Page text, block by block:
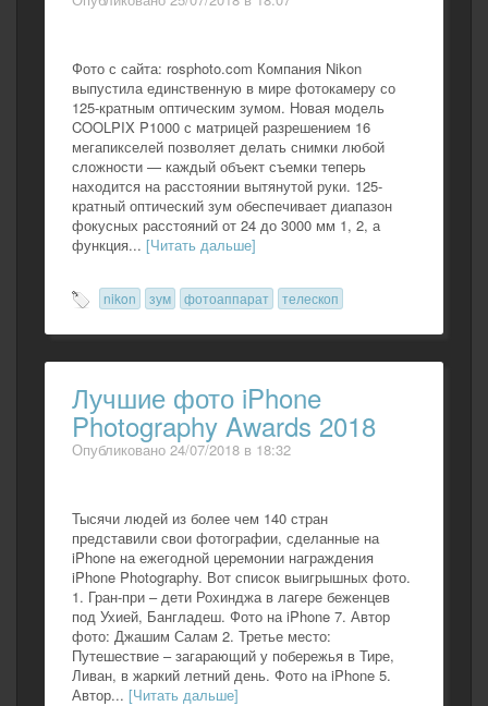
Фото с сайта: rosphoto.com Компания Nikon
выпустила единственную в мире фотокамеру со
125-кратным оптическим зумом. Новая модель
COOLPIX P1000 с матрицей разрешением 16
мегапикселей позволяет делать снимки любой
сложности — каждый объект съемки теперь
находится на расстоянии вытянутой руки. 125-
кратный оптический зум обеспечивает диапазон
фокусных расстояний от 24 до 3000 мм 1, 2, а
функция... [Читать дальше]
nikon зум фотоаппарат телескоп
Лучшие фото iPhone
Photography Awards 2018
Опубликовано 24/07/2018 в 18:32
Тысячи людей из более чем 140 стран
представили свои фотографии, сделанные на
iPhone на ежегодной церемонии награждения
iPhone Photography. Вот список выигрышных фото.
1. Гран-при – дети Рохинджа в лагере беженцев
под Ухией, Бангладеш. Фото на iPhone 7. Автор
фото: Джашим Салам 2. Третье место:
Путешествие – загарающий у побережья в Тире,
Ливан, в жаркий летний день. Фото на iPhone 5.
Автор... [Читать дальше]